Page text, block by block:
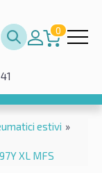
0
estivi »
XL MFS